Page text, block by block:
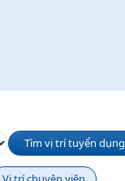
Tìm vị trí tuyển dụng